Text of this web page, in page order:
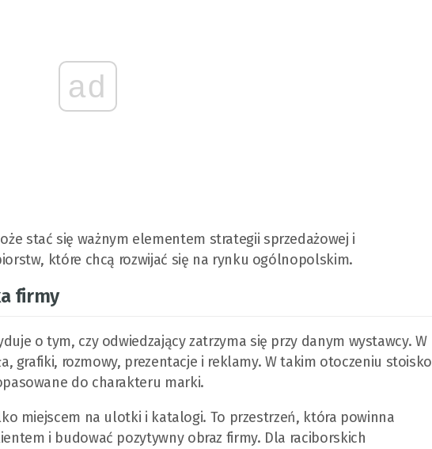
ad
stać się ważnym elementem strategii sprzedażowej i
które chcą rozwijać się na rynku ogólnopolskim.
firmy
o tym, czy odwiedzający zatrzyma się przy danym wystawcy. W
grafiki, rozmowy, prezentacje i reklamy. W takim otoczeniu stoisko
do charakteru marki.
miejscem na ulotki i katalogi. To przestrzeń, która powinna
i budować pozytywny obraz firmy. Dla raciborskich